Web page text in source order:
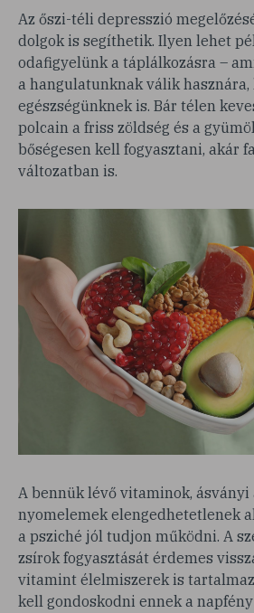
Az őszi-téli depresszió
dolgok is segíthetik. Ilyen lehet
odafigyelünk a táplálkozásra –
a hangulatunknak válik hasznára,
egészségünknek is. Bár télen
polcain a friss zöldség és a
bőségesen kell fogyasztani, akár
változatban is.
A bennük lévő vitaminok, ásványi
nyomelemek elengedhetetlenek
a psziché jól tudjon működni. A
zsírok fogyasztását érdemes
vitamint élelmiszerek is
kell gondoskodni ennek a